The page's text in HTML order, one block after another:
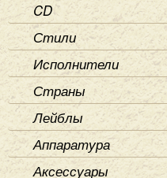
CD
Стили
Исполнители
Страны
Лейблы
Аппаратура
Аксессуары